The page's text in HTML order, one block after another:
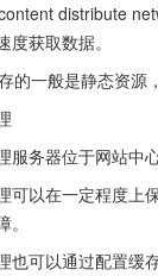
distribute
度获取数据。
的一般是静态资源
服务器位于网站中
可以在一定程度上
也可以通过配置缓